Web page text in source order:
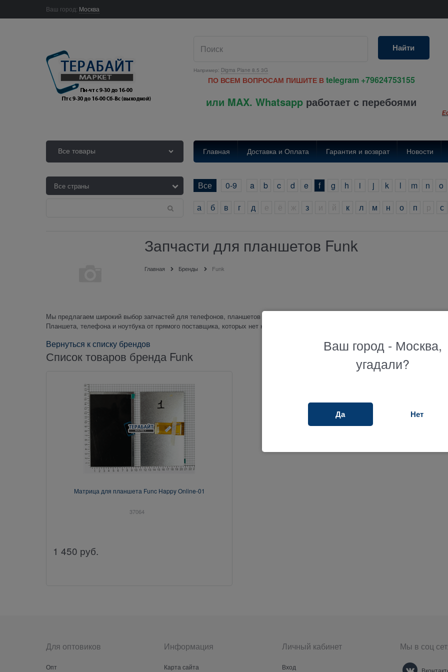
Ваш город: Москва
Например: Digma Plane 8.5 3G
Найти
ПО ВСЕМ ВОПРОСАМ ПИШИТЕ В telegram +79624753155
или MAX. Whatsapp работает с перебоями
Все товары Главная Доставка и Оплата Гарантия и возврат Новости
Все 0-9 a b c d e f g h i j k l m n o
а
б в г д з к л м н о п с
Запчасти для планшетов Funk
Главная Бренды Funk
Мы предлагаем широкий выбор запчастей для телефонов, планшетов и ноутбуков от производителя funk. В нашем магазине
Планшета, телефона и ноутбука от прямого поставщика, которых нет нигде больше.
Вернуться к списку брендов
Список товаров бренда Funk
Матрица для планшета Func Happy Online-01
37064
1 450 руб.
Для оптовиков
Опт
Информация
Карта сайта
Личный кабинет
Вход
Мы в соц
Ваш город - Москва,
угадали?
Да Нет